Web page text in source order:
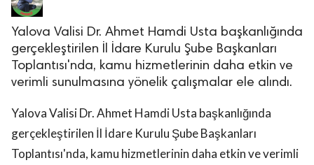
Asayiş
Yalova Valisi Dr. Ahmet Hamdi Usta başkanlığında
gerçekleştirilen İl İdare Kurulu Şube Başkanları
Toplantısı'nda, kamu hizmetlerinin daha etkin ve
verimli sunulmasına yönelik çalışmalar ele alındı.
Yalova Valisi Dr. Ahmet Hamdi Usta başkanlığında
gerçekleştirilen İl İdare Kurulu Şube Başkanları
Toplantısı'nda, kamu hizmetlerinin daha etkin ve verimli